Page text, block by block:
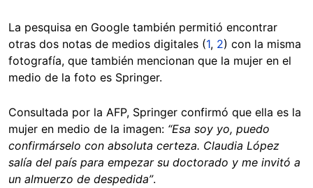
La pesquisa en Google también permitió encontrar
otras dos notas de medios digitales (1, 2) con la misma
fotografía, que también mencionan que la mujer en el
medio de la foto es Springer.
Consultada por la AFP, Springer confirmó que ella es la
mujer en medio de la imagen: “Esa soy yo, puedo
confirmárselo con absoluta certeza. Claudia López
salía del país para empezar su doctorado y me invitó a
un almuerzo de despedida”.